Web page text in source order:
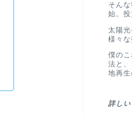
そん
始。
太陽
様々な
僕の
法と
地再生
詳し